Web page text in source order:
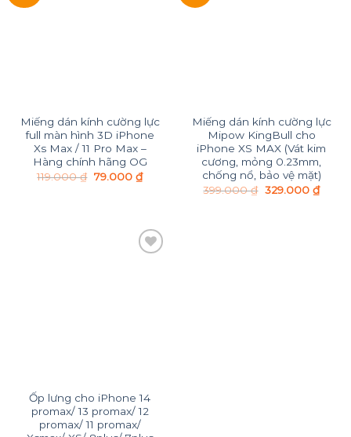
Miếng dán kính cường lực
full màn hình 3D iPhone
Xs Max / 11 Pro Max –
Hàng chính hãng OG
119.000₫ 79.000 ₫
Miếng dán kính cường lực
Mipow KingBull cho
iPhone XS MAX (Vát kim
cương, mỏng 0.23mm,
chống nổ, bảo vệ mặt)
399.000₫ 329.000 ₫
Ốp lưng cho iPhone 14
promax/ 13 promax/ 12
promax/ 11 promax/